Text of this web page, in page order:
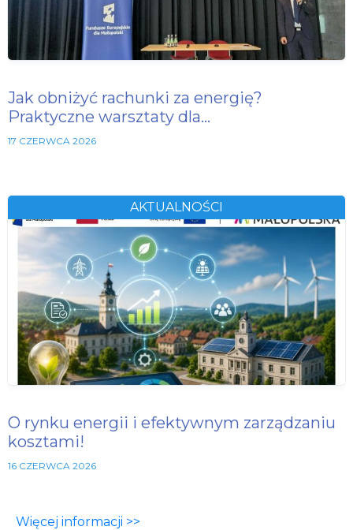
Jak obniżyć rachunki za energię?
Praktyczne warsztaty dla…
17 CZERWCA 2026
AKTUALNOŚCI
O rynku energii i efektywnym zarządzaniu
kosztami!
16 CZERWCA 2026
Więcej informacji >>